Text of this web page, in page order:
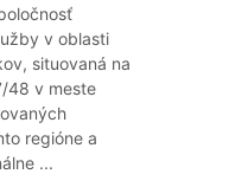
v oblasti
situovaná na
48 v meste
regióne a
...